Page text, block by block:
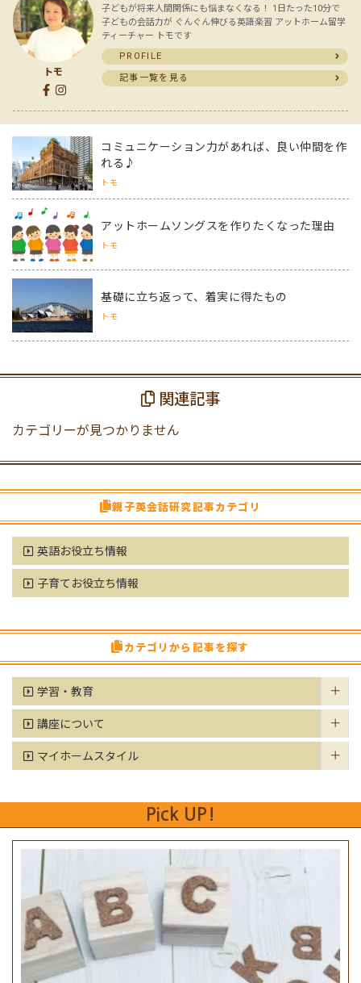
トモ
子どもが将来人間関係にも悩まなくなる！ 1日たった10分で
子どもの会話力が ぐんぐん伸びる英語楽習 アットホーム留学
ティーチャー トモです
PROFILE
記事一覧を見る
コミュニケーション力があれば、良い仲間を作
れる♪
トモ
アットホームソングスを作りたくなった理由
トモ
基礎に立ち返って、着実に得たもの
トモ
関連記事
カテゴリーが見つかりません
親子英会話研究記事カテゴリ
英語お役立ち情報
子育てお役立ち情報
カテゴリから記事を探す
学習・教育
講座について
マイホームスタイル
Pick UP!